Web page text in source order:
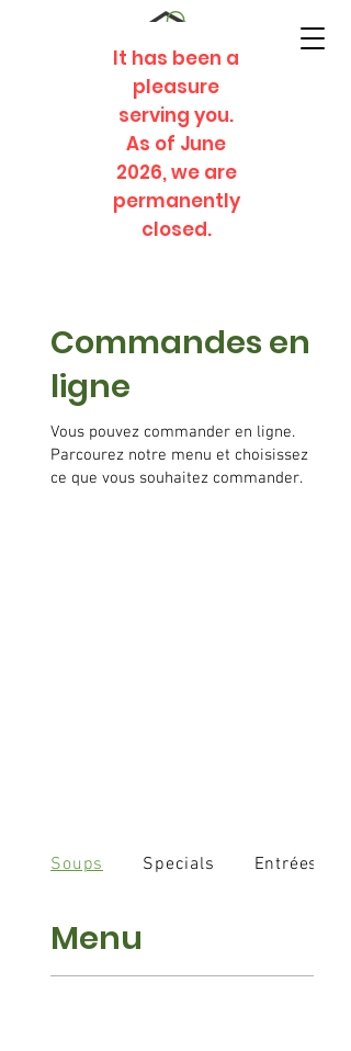
It has been a
pleasure
serving you.
As of June
2026, we are
permanently
closed.
Commandes en
ligne
Vous pouvez commander en ligne.
Parcourez notre menu et choisissez
ce que vous souhaitez commander.
Menu
Soups Specials Entrées